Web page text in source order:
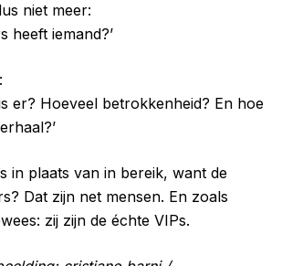
niet meer:
heeft iemand?’
er? Hoeveel betrokkenheid? En hoe
in plaats van in bereik, want de
Dat zijn net mensen. En zoals
zij zijn de échte VIPs.